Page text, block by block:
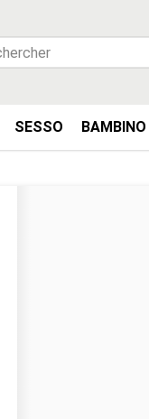
SESSO BAMBINO